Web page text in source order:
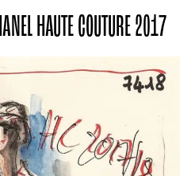
HAUTE COUTURE 2017